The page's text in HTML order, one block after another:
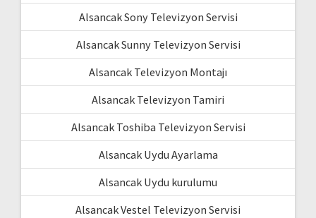
Alsancak Sony Televizyon Servisi
Alsancak Sunny Televizyon Servisi
Alsancak Televizyon Montajı
Alsancak Televizyon Tamiri
Alsancak Toshiba Televizyon Servisi
Alsancak Uydu Ayarlama
Alsancak Uydu kurulumu
Alsancak Vestel Televizyon Servisi